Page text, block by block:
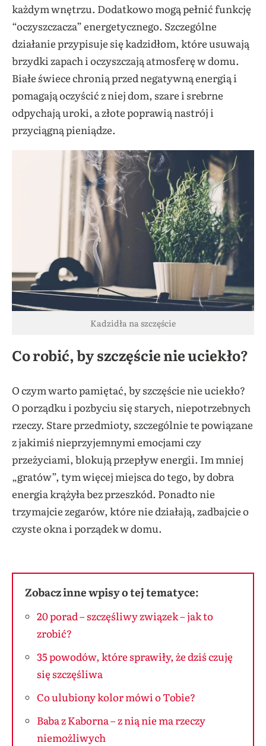
każdym wnętrzu. Dodatkowo mogą pełnić funkcję
“oczyszczacza” energetycznego. Szczególne
działanie przypisuje się kadzidłom, które usuwają
brzydki zapach i oczyszczają atmosferę w domu.
Białe świecechronią przed negatywną energią i
pomagają oczyścić z niej dom, szare i srebrne
odpychają uroki, a złote poprawią nastrój i
przyciągną pieniądze.
Kadzidła na szczęście
Co robić, by szczęście nie uciekło?
O czym warto pamiętać, by szczęście nie uciekło?
O porządku i pozbyciu się starych, niepotrzebnych
rzeczy. Stare przedmioty, szczególnie te powiązane
z jakimiś nieprzyjemnymi emocjami czy
przeżyciami, blokują przepływ energii. Im mniej
„gratów”, tym więcej miejsca do tego, by dobra
energia krążyła bez przeszkód. Ponadto nie
trzymajcie zegarów, które nie działają, zadbajcie o
czyste okna i porządek w domu.
Zobacz inne wpisy o tej tematyce:
20 porad – szczęśliwy związek – jak to
zrobić?
35 powodów, które sprawiły, że dziś czuję
się szczęśliwa
Co ulubiony kolor mówi o Tobie?
Baba z Kaborna – z nią nie ma rzeczy
niemożliwych